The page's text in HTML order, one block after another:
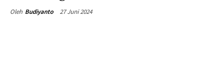
Oleh Budiyanto 27 Juni 2024